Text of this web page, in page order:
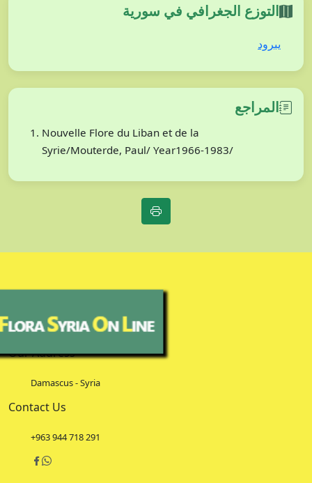
التوزع الجغرافي في سورية
يبرود
المراجع
Nouvelle Flore du Liban et de la
Syrie/Mouterde, Paul/ Year1966-1983/
Our Address
Damascus - Syria
Contact Us
+963 944 718 291